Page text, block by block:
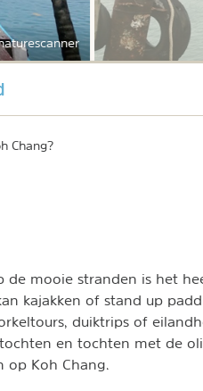
Chang?
de mooie stranden is het
kajakken of stand up
duiktrips of
en tochten met de
op Koh Chang.